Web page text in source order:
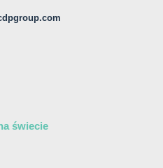
świecie